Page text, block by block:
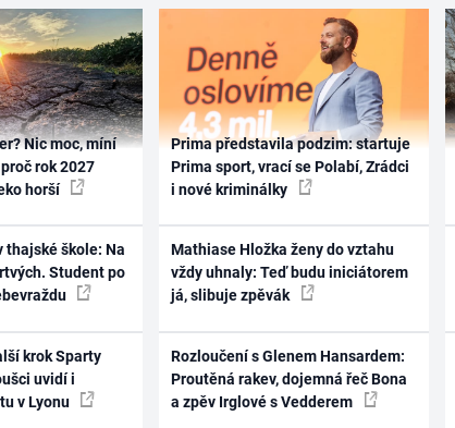
Nic moc, míní
rok 2027
horší
thajské škole: Na
Student po
krok Sparty
uvidí i
v Lyonu
Prima představila podzim: startuje
Prima sport, vrací se Polabí, Zrádci
i nové kriminálky
Mathiase Hložka ženy do vztahu
vždy uhnaly: Teď budu iniciátorem
já, slibuje zpěvák
Rozloučení s Glenem Hansardem:
Proutěná rakev, dojemná řeč Bona
a zpěv Irglové s Vedderem